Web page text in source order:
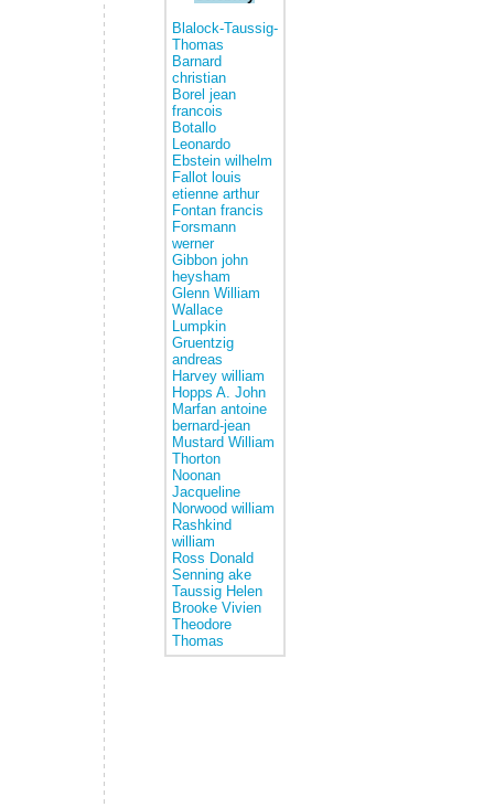
Blalock-Taussig-
Thomas
Barnard
christian
Borel jean
francois
Botallo
Leonardo
Ebstein wilhelm
Fallot louis
etienne arthur
Fontan francis
Forsmann
werner
Gibbon john
heysham
Glenn William
Wallace
Lumpkin
Gruentzig
andreas
Harvey william
Hopps A. John
Marfan antoine
bernard-jean
Mustard William
Thorton
Noonan
Jacqueline
Norwood william
Rashkind
william
Ross Donald
Senning ake
Taussig Helen
Brooke Vivien
Theodore
Thomas